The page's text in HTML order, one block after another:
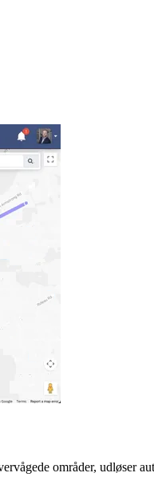
områder, udløser